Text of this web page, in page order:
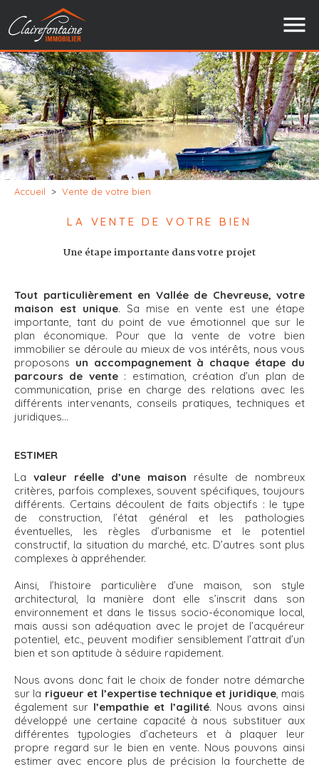
Accueil > Vente de votre bien
LA VENTE DE VOTRE BIEN
Une étape importante dans votre projet
Tout particulièrement en Vallée de Chevreuse, votre
maison est unique. Sa mise en vente est une étape
importante, tant du point de vue émotionnel que sur le
plan économique. Pour que la vente de votre bien
immobilier se déroule au mieux de vos intérêts, nous vous
proposons un accompagnement à chaque étape du
parcours de vente: estimation, création d’un plan de
communication, prise en charge des relations avec les
différents intervenants, conseils pratiques, techniques et
juridiques…
ESTIMER
La valeur réelle d’une maison résulte de nombreux
critères, parfois complexes, souvent spécifiques, toujours
différents. Certains découlent de faits objectifs : le type
de construction, l’état général et les pathologies
éventuelles, les règles d’urbanisme et le potentiel
constructif, la situation du marché, etc. D’autres sont plus
complexes à appréhender.
Ainsi, l’histoire particulière d’une maison, son style
architectural, la manière dont elle s’inscrit dans son
environnement et dans le tissus socio-économique local,
mais aussi son adéquation avec le projet de l’acquéreur
potentiel, etc., peuvent modifier sensiblement l’attrait d’un
bien et son aptitude à séduire rapidement.
Nous avons donc fait le choix de fonder notre démarche
sur la rigueur et l’expertise technique et juridique, mais
également sur l’empathie et l’agilité. Nous avons ainsi
développé une certaine capacité à nous substituer aux
différentes typologies d’acheteurs et à plaquer leur
propre regard sur le bien en vente. Nous pouvons ainsi
estimer avec encore plus de précision la fourchette de